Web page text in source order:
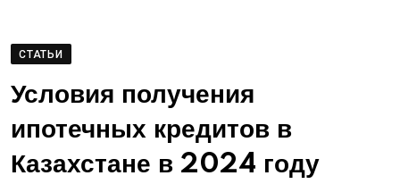
СТАТЬИ
Условия получения
ипотечных кредитов в
Казахстане в 2024 году